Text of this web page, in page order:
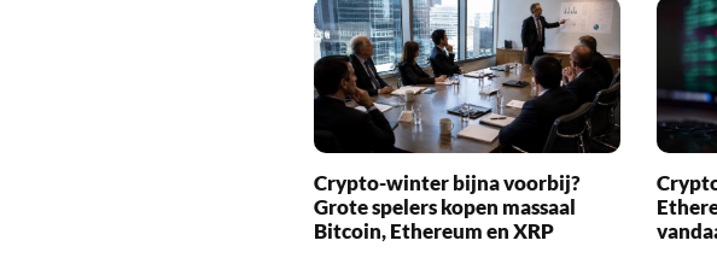
Crypto-winter bijna voorbij?
Grote spelers kopen massaal
Bitcoin, Ethereum en XRP